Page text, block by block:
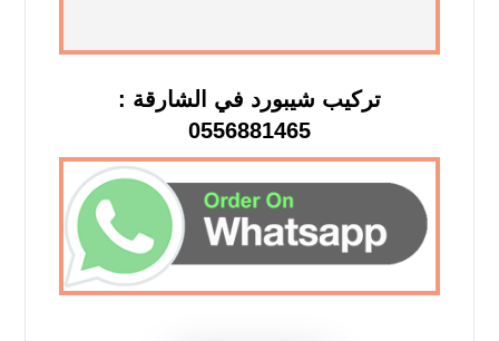
تركيب شيبورد في الشارقة :
0556881465